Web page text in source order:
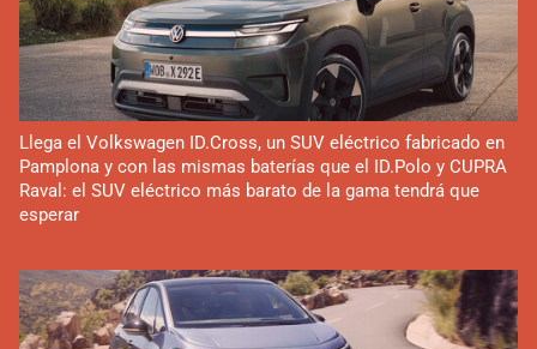
Llega el Volkswagen ID.Cross, un SUV eléctrico fabricado en
Pamplona y con las mismas baterías que el ID.Polo y CUPRA
Raval: el SUV eléctrico más barato de la gama tendrá que
esperar